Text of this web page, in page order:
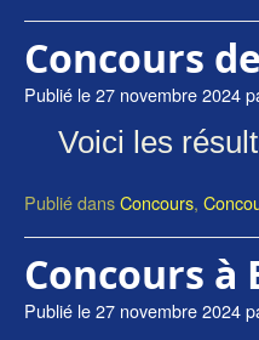
Concours
Publié le27 novembre 2024
Voici les
Publié dansConcours,
Concours à
Publié le27 novembre 2024